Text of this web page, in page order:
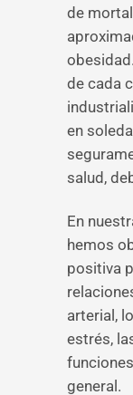
de
de cada
en
salud,
En
hemos
positiva
arterial,
estrés,
general.